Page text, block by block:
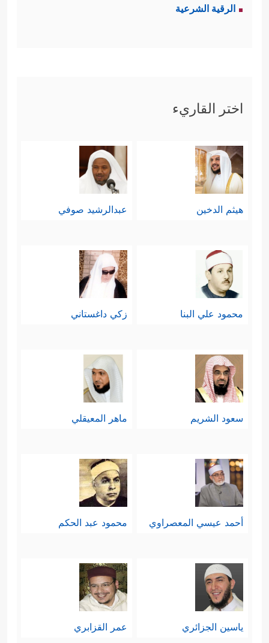
فيه غَبنٌ ولا مُحاباة
رَبِّكَ مَحۡظُورًا﴾
سادسًا: أنَّ هذه المسؤولية الدينية لا
تسلب الإنسانَ من حياته الدنيوية،
وحاجاته الجسدية والمادية ﴿وَجَعَلۡنَاۤ ءَایَةَ
ٱلسِّنِینَ وَٱلۡحِسَابَۚ﴾
الرقية الشرعية
اختر القاريء
هيثم الدخين عبدالرشيد صوفي
محمود علي البنا زكي داغستاني
سعود الشريم ماهر المعيقلي
أحمد عيسي المعصراوي محمود عبد الحكم
ياسين الجزائري عمر القزابري